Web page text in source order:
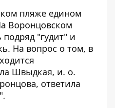
пляже едином
Воронцовском
"гудит" и
На вопрос о том, в
Швыдкая, и. о.
ответила